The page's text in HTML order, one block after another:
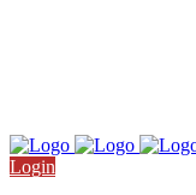
Login